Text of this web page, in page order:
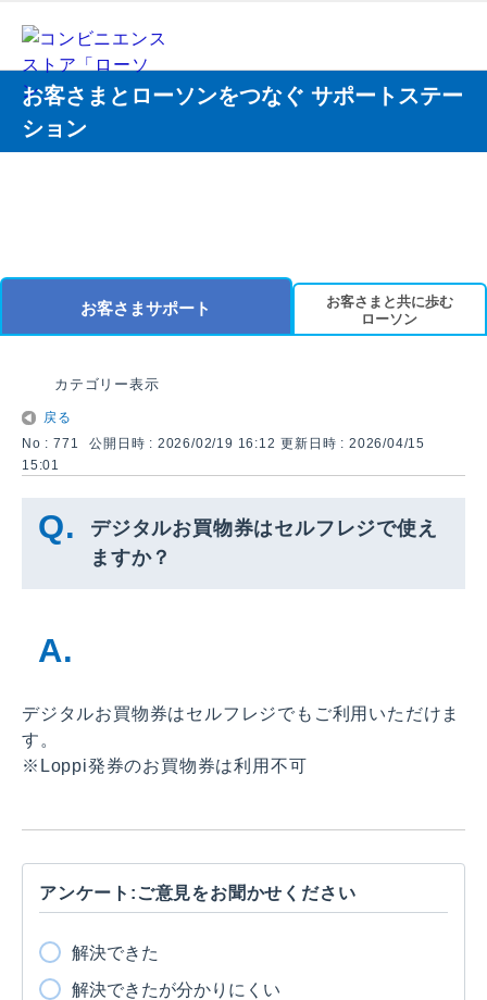
お客さまとローソンをつなぐ サポートステー
ション
お客さまサポート
お客さまと共に歩む
ローソン
カテゴリー表示
戻る
No : 771
公開日時 : 2026/02/19 16:12 更新日時 : 2026/04/15
15:01
デジタルお買物券はセルフレジで使え
ますか？
デジタルお買物券はセルフレジでもご利用いただけま
す。
※Loppi発券のお買物券は利用不可
アンケート:ご意見をお聞かせください
解決できた
解決できたが分かりにくい